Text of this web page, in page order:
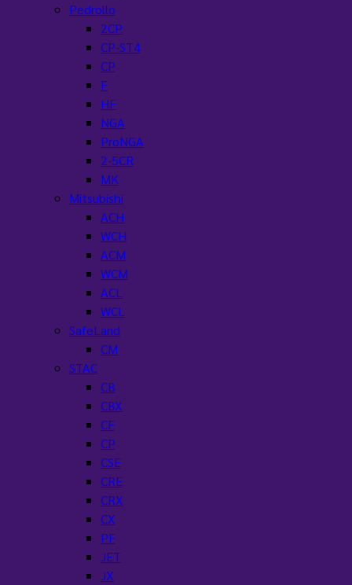
Pedrollo
2CP
CP-ST4
CP
F
HF
NGA
ProNGA
2-5CR
MK
Mitsubishi
ACH
WCH
ACM
WCM
ACL
WCL
SafeLand
CM
STAC
CB
CBX
CF
CP
CSE
CRE
CRX
CX
PF
JET
JX